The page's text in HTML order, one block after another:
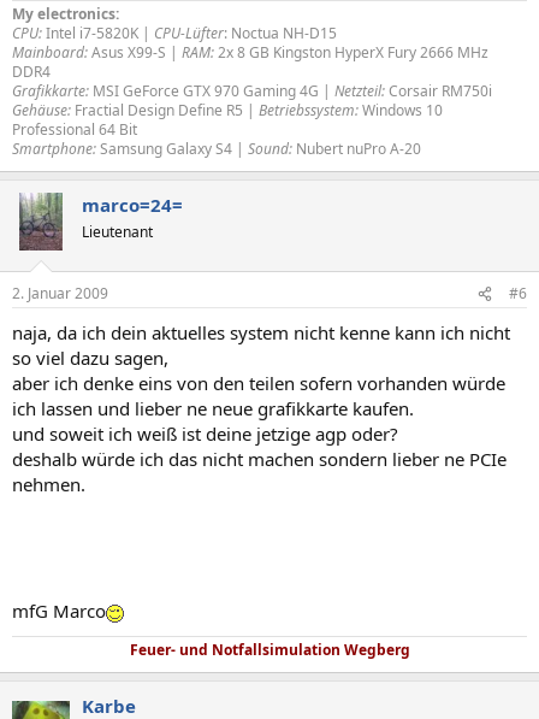
My electronics:
CPU:Intel i7-5820K | CPU-Lüfter: Noctua NH-D15
Mainboard:Asus X99-S | RAM:2x 8 GB Kingston HyperX Fury 2666 MHz
DDR4
Grafikkarte: MSI GeForce GTX 970 Gaming 4G | Netzteil:Corsair RM750i
Gehäuse: Fractial Design Define R5 | Betriebssystem:Windows 10
Professional 64 Bit
Smartphone:Samsung Galaxy S4 | Sound: Nubert nuPro A-20
marco=24=
Lieutenant
2. Januar 2009 #6
naja, da ich dein aktuelles system nicht kenne kann ich nicht
so viel dazu sagen,
aber ich denke eins von den teilen sofern vorhanden würde
ich lassen und lieber ne neue grafikkarte kaufen.
und soweit ich weiß ist deine jetzige agp oder?
deshalb würde ich das nicht machen sondern lieber ne PCIe
nehmen.
mfG Marco
Feuer- und Notfallsimulation Wegberg
Karbe